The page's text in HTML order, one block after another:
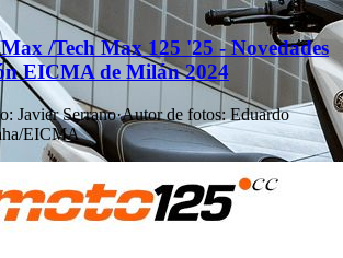
/Tech Max 125 '25 - Novedades
EICMA de Milán 2024
: Javier Serrano·Autor de fotos: Eduardo
EICMA